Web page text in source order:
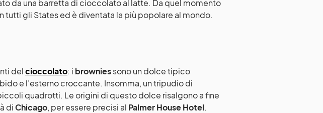
da una barretta di cioccolato al latte. Da quel momento
tutti gli States ed è diventata la più popolare al mondo.
delcioccolato: i browniessono un dolce tipico
e l’esterno croccante. Insomma, un tripudio di
quadrotti. Le origini di questo dolce risalgono a fine
diChicago, per essere precisi al Palmer House Hotel.